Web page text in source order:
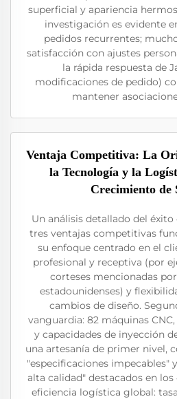
superficial y apariencia
investigación es evidente
pedidos recurrentes;
satisfacción con ajustes
la rápida respuesta de
modificaciones de pedido)
mantener
Ventaja Competitiva: La
la Tecnología y la
Crecimiento de
Un análisis detallado del
tres ventajas competitivas
su enfoque centrado en el
profesional y receptiva (por
corteses mencionadas
estadounidenses) y
cambios de diseño.
vanguardia: 82 máquinas
y capacidades de inyección
una artesanía de primer nivel,
"especificaciones impecables"
alta calidad" destacados en
eficiencia logística global: